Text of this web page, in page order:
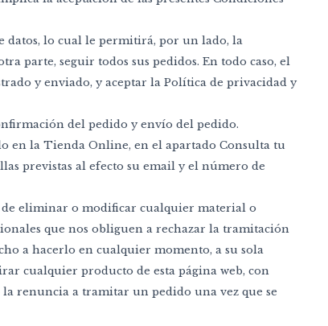
datos, lo cual le permitirá, por un lado, la
parte, seguir todos sus pedidos. En todo caso, el
y enviado, y aceptar la Política de privacidad y
del pedido y envío del pedido.
en la Tienda Online, en el apartado Consulta tu
previstas al efecto su email y el número de
de eliminar o modificar cualquier material o
que nos obliguen a rechazar la tramitación
a hacerlo en cualquier momento, a su sola
cualquier producto de esta página web, con
renuncia a tramitar un pedido una vez que se